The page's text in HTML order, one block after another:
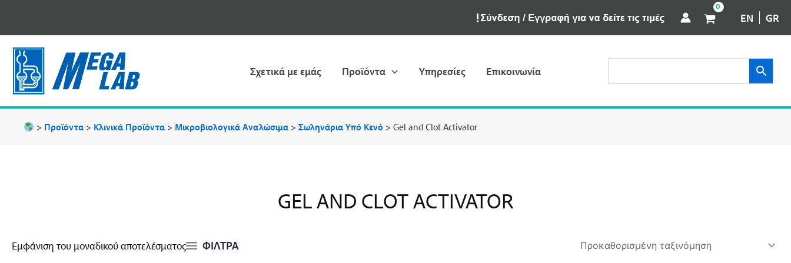
EN GR
Σχετικά με εμάς Προϊόντα Υπηρεσίες Επικοινωνία
> Προϊόντα > Κλινικά Προϊόντα > Μικροβιολογικά Αναλώσιμα >Σωληνάρια Υπό Κενό >Gel and Clot Activator
GEL AND CLOT ACTIVATOR
Εμφάνιση του μοναδικού αποτελέσματος ΦΙΛΤΡΑ